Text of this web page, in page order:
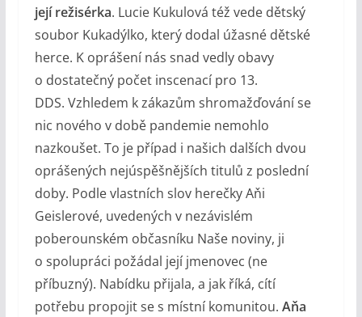
její režisérka. Lucie Kukulová též vede dětský
soubor Kukadýlko, který dodal úžasné dětské
herce. K oprášení nás snad vedly obavy
o dostatečný počet inscenací pro 13.
DDS. Vzhledem k zákazům shromažďování se
nic nového v době pandemie nemohlo
nazkoušet. To je případ i našich dalších dvou
oprášených nejúspěšnějších titulů z poslední
doby. Podle vlastních slov herečky Aňi
Geislerové, uvedených v nezávislém
poberounském občasníku Naše noviny, ji
o spolupráci požádal její jmenovec (ne
příbuzný). Nabídku přijala, a jak říká, cítí
potřebu propojit se s místní komunitou. Aňa